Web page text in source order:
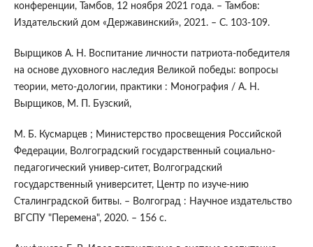
конференции, Тамбов, 12 ноября 2021 года. – Тамбов:
Издательский дом «Державинский», 2021. – С. 103-109.
Вырщиков А. Н. Воспитание личности патриота-победителя
на основе духовного наследия Великой победы: вопросы
теории, мето-дологии, практики : Монография / А. Н.
Вырщиков, М. П. Бузский,
М. Б. Кусмарцев ; Министерство просвещения Российской
Федерации, Волгоградский государственный социально-
педагогический универ-ситет, Волгоградский
государственный университет, Центр по изуче-нию
Сталинградской битвы. – Волгоград : Научное издательство
ВГСПУ "Перемена", 2020. – 156 с.